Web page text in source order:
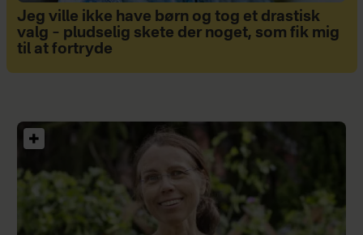
Jeg ville ikke have børn og tog et drastisk
valg – pludselig skete der noget, som fik mig
til at fortryde